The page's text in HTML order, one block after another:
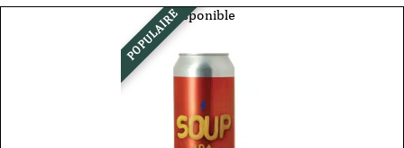
Beer
POPULAIREDisponible